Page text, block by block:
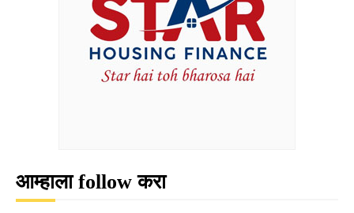
आम्हाला follow करा